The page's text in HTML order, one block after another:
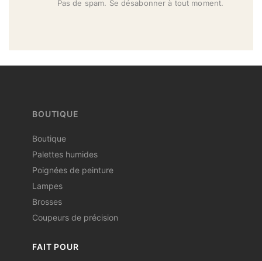
Pas de spam. Se désabonner à tout moment.
BOUTIQUE
Boutique
Palettes humides
Poignées de peinture
Lampes
Brosses
Coupeurs de précision
FAIT POUR